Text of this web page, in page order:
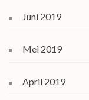
Juni 2019
Mei 2019
April 2019